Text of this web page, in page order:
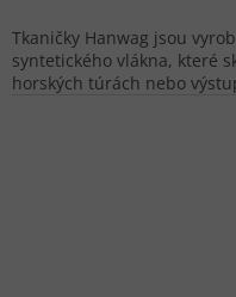
Tkaničky Hanwag jsou
syntetického vlákna, které
horských túrách nebo